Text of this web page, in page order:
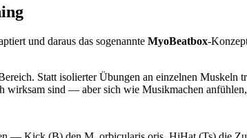
und daraus das sogenannte MyoBeatbox-
Statt isolierter Übungen an einzelnen Muskeln
wirksam sind — aber sich wie Musikmachen